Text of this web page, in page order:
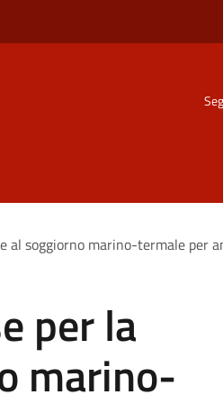
al soggiorno marino-termale per
per la
marino-